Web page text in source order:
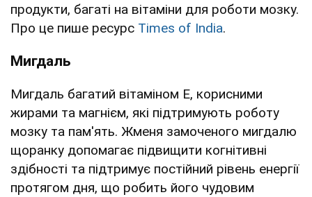
продукти, багаті на вітаміни для роботи мозку.
Про це пише ресурс Times of India.
Мигдаль
Мигдаль багатий вітаміном Е, корисними
жирами та магнієм, які підтримують роботу
мозку та пам'ять. Жменя замоченого мигдалю
щоранку допомагає підвищити когнітивні
здібності та підтримує постійний рівень енергії
протягом дня, що робить його чудовим